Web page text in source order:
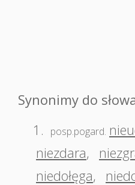
Synonimy do
1.
posp.pogard.
niezdara,
niedołęga,